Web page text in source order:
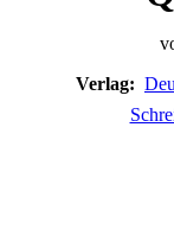
Verlag: